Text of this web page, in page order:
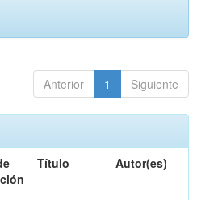
Anterior 1 Siguiente
Título Autor(es)